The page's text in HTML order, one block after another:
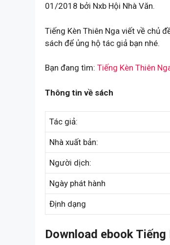
01/2018 bởi Nxb Hội Nhà Văn.
Tiếng Kèn Thiên Nga viết về chủ
sách để ủng hộ tác giả bạn nhé.
Bạn đang tìm: Tiếng Kèn Thiên
Thông tin về sách
Tác giả:
Nhà xuất bản:
Người dịch:
Ngày phát hành
Định dạng
Download ebook